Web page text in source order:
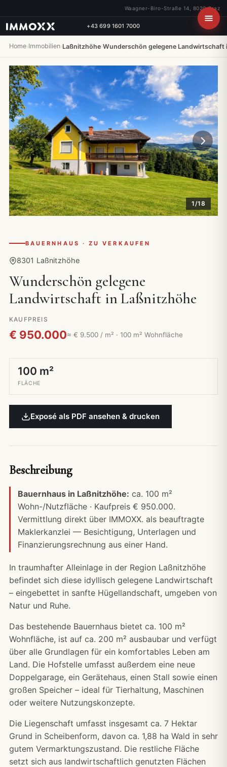
Waagner-Biro-Straße 14, 8020 Graz
+43 699 1601 7000
Home›Immobilien›Laßnitzhöhe›Wunderschön gelegene Landwirtschaft
1/18
BAUERNHAUS · ZU VERKAUFEN
8301 Laßnitzhöhe
Wunderschön gelegene
Landwirtschaft in Laßnitzhöhe
KAUFPREIS
€ 950.000≈ € 9.500 / m² · 100 m² Wohnfläche
100 m²
FLÄCHE
Exposé als PDF ansehen & drucken
Beschreibung
Bauernhaus in Laßnitzhöhe: ca. 100 m²
Wohn-/Nutzfläche · Kaufpreis € 950.000.
Vermittlung direkt über IMMOXX. als beauftragte
Maklerkanzlei — Besichtigung, Unterlagen und
Finanzierungsrechnung aus einer Hand.
In traumhafter Alleinlage in der Region Laßnitzhöhe
befindet sich diese idyllisch gelegene Landwirtschaft
– eingebettet in sanfte Hügellandschaft, umgeben von
Natur und Ruhe.
Das bestehende Bauernhaus bietet ca. 100 m²
Wohnfläche, ist auf ca. 200 m² ausbaubar und verfügt
über alle Grundlagen für ein komfortables Leben am
Land. Die Hofstelle umfasst außerdem eine neue
Doppelgarage, ein Gerätehaus, einen Stall sowie einen
großen Speicher – ideal für Tierhaltung, Maschinen
oder weitere Nutzungskonzepte.
Die Liegenschaft umfasst insgesamt ca. 7 Hektar
Grund in Scheibenform, davon ca. 1,88 ha Wald in sehr
gutem Vermarktungszustand. Die restliche Fläche
setzt sich aus landwirtschaftlich genutzten Flächen